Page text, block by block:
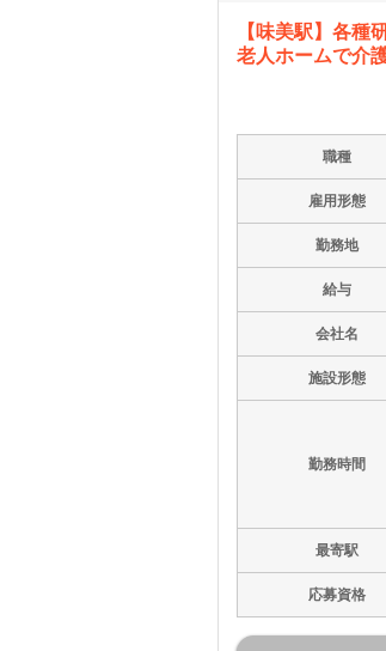
【味美駅】各
老人ホームで介
職種
雇用形態
勤務地
給与
会社名
施設形態
勤務時間
最寄駅
応募資格